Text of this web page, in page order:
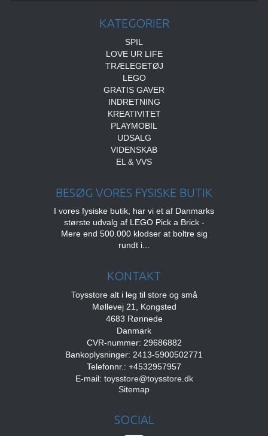
KATEGORIER
SPIL
LOVE UR LIFE
TRÆLEGETØJ
LEGO
GRATIS GAVER
INDRETNING
KREATIVITET
PLAYMOBIL
UDSALG
VIDENSKAB
EL & VVS
BESØG VORES FYSISKE BUTIK
I vores fysiske butik, har vi et af Danmarks
største udvalg af LEGO Pick a Brick -
Mere end 500.000 klodser at boltre sig
rundt i...
KONTAKT
Toysstore alt i leg til store og små
Møllevej 21, Kongsted
4683 Rønnede
Danmark
CVR-nummer: 29686882
Bankoplysninger: 2413-5900502771
Telefonnr.: +4532957957
E-mail: toysstore@toysstore.dk
Sitemap
SOCIAL